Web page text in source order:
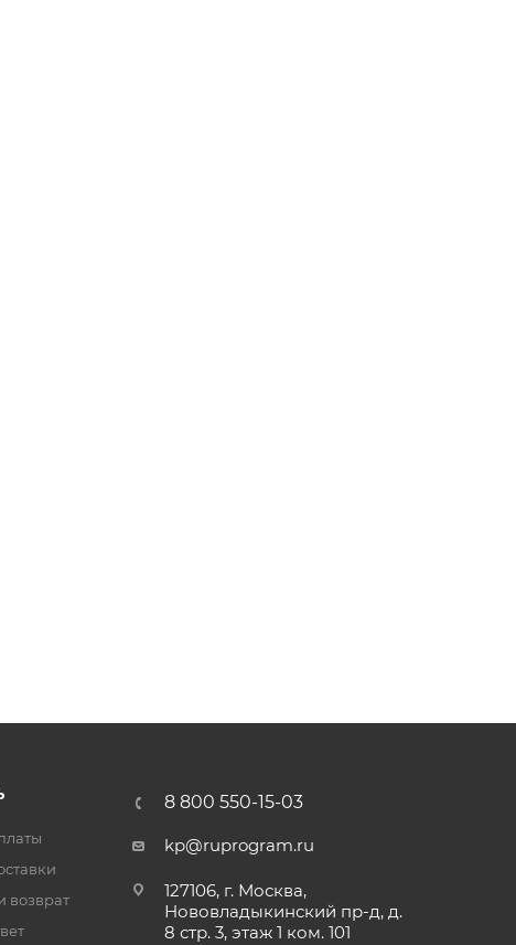
возврат
8 800 550-15-03
kp@ruprogram.ru
127106, г. Москва,
Нововладыкинский пр-д, д.
8 стр. 3, этаж 1 ком. 101